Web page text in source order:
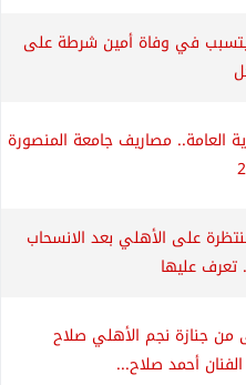
في وفاة أمين شرطة على
العامة.. مصاريف جامعة المنصورة
على الأهلي بعد الانسحاب
عليها
من جنازة نجم الأهلي صلاح
أحمد صلاح...